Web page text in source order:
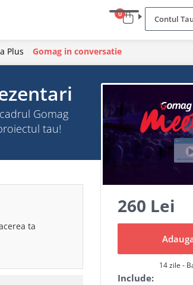
0
Contul
Plus Gomag in conversatie
Gomag
tau!
260 Lei
14 zile -
Include:
ta